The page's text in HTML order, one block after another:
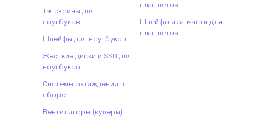
Тачскрины для
ноутбуков
Шлейфы для ноутбуков
Жесткие диски и SSD для
ноутбуков
Системы охлаждения в
сборе
Вентиляторы (кулеры)
планшетов
Шлейфы и запчасти для
планшетов